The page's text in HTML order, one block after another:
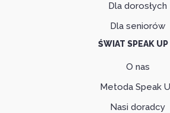
Dla dorosłych
Dla seniorów
ŚWIAT SPEAK UP
O nas
Metoda Speak
Nasi doradcy